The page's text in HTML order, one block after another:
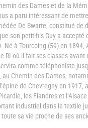
des Dames et de la
a paru intéressant de
De Swarte, constitué de
son petit-fils Guy a accepté
Né à Tourcoing (59) en 1894,
RI où il fait ses classes avant
comme téléphoniste
au Chemin des Dames,
de Chevregny en 1917,
les Flandres et
industriel dans le textile
sa vie proche de ses